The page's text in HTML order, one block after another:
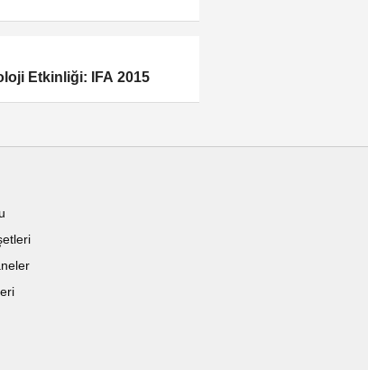
Etkinliği: IFA 2015